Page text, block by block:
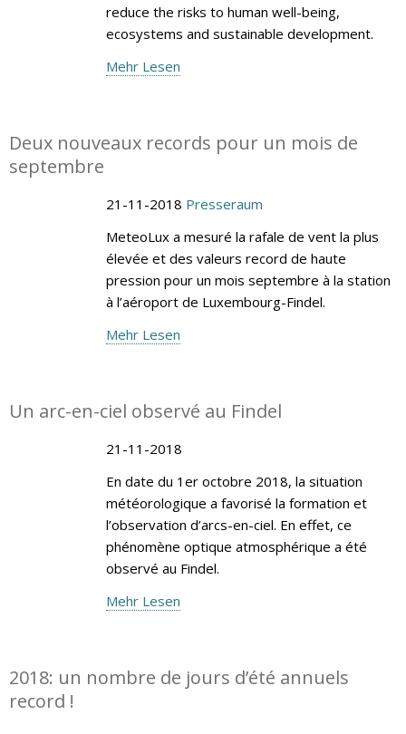
reduce the risks to human well-being,
ecosystems and sustainable development.
Mehr Lesen
Deux nouveaux records pour un mois de
septembre
21-11-2018 Presseraum
MeteoLux a mesuré la rafale de vent la plus
élevée et des valeurs record de haute
pression pour un mois septembre à la station
à l’aéroport de Luxembourg-Findel.
Mehr Lesen
Un arc-en-ciel observé au Findel
21-11-2018
En date du 1er octobre 2018, la situation
météorologique a favorisé la formation et
l’observation d’arcs-en-ciel. En effet, ce
phénomène optique atmosphérique a été
observé au Findel.
Mehr Lesen
2018: un nombre de jours d’été annuels
record !